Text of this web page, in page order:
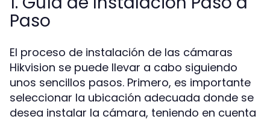
Paso
El proceso de instalación de las cámaras
Hikvision se puede llevar a cabo siguiendo
unos sencillos pasos. Primero, es importante
seleccionar la ubicación adecuada donde se
desea instalar la cámara, teniendo en cuenta